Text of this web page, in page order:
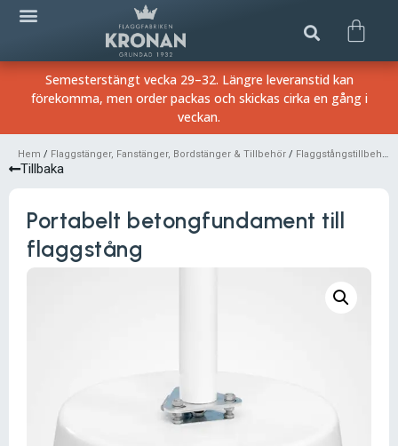
Semesterstängt vecka 29–32. Längre leveranstid kan
förekomma, men order packas och skickas cirka en gång i
veckan.
Hem / Flaggstänger, Fanstänger, Bordstänger & Tillbehör / Flaggstångstillbehör
Tillbaka
Portabelt betongfundament till
flaggstång